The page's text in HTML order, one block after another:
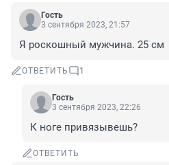
Гость
3 сентября 2023, 21:57
Я роскошный мужчина. 25 см
ОТВЕТИТЬ 1
Гость
3 сентября 2023, 22:26
К ноге привязывешь?
ОТВЕТИТЬ